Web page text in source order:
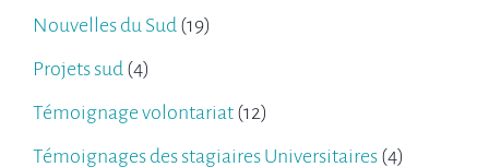
Nouvelles du Sud (19)
Projets sud (4)
Témoignage volontariat (12)
Témoignages des stagiaires Universitaires (4)